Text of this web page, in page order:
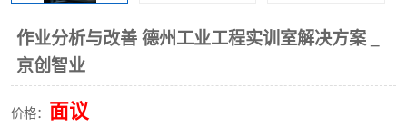
作业分析与改善 德州工业工程实训室解决方案 _
京创智业
价格： 面议